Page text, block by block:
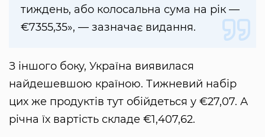
тиждень, або колосальна сума на рік —
€7355,35», — зазначає видання.
З іншого боку, Україна виявилася
найдешевшою країною. Тижневий набір
цих же продуктів тут обійдеться у €27,07. А
річна їх вартість складе €1,407,62.